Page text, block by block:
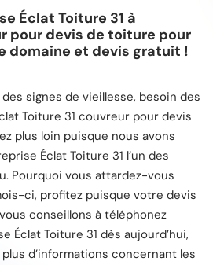
Éclat Toiture 31 à
pour devis de toiture pour
domaine et devis gratuit !
signes de vieillesse, besoin des
Toiture 31 couvreur pour devis
plus loin puisque nous avons
Éclat Toiture 31 l’un des
Pourquoi vous attardez-vous
ci, profitez puisque votre devis
conseillons à téléphonez
Éclat Toiture 31 dès aujourd’hui,
d’informations concernant les